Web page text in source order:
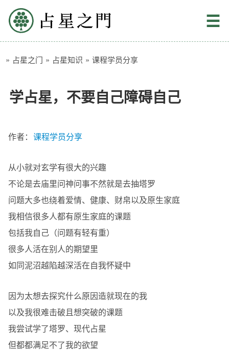
☰
» 占星之门 » 占星知识 » 课程学员分享
学占星，不要自己障碍自己
作者： 课程学员分享
从小就对玄学有很大的兴趣
不论是去庙里问神问事不然就是去抽塔罗
问题大多也绕着爱情、健康、财帛以及原生家庭
我相信很多人都有原生家庭的课题
包括我自己（问题有轻有重）
很多人活在别人的期望里
如同泥沼越陷越深活在自我怀疑中
因为太想去探究什么原因造就现在的我
以及我很难击破且想突破的课题
我尝试学了塔罗、现代占星
但都都满足不了我的欲望